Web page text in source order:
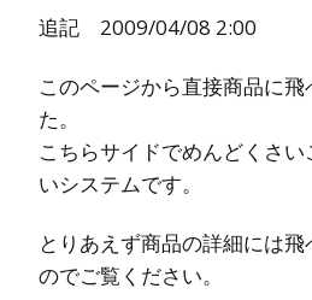
追記 2009/04/08 2:00
このページから直接商品に
た。
こちらサイドでめんどくさ
いシステムです。
とりあえず商品の詳細には
のでご覧ください。